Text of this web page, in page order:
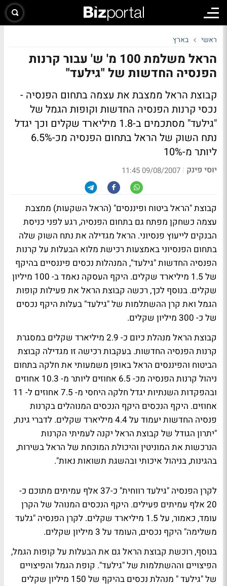
ראשי בארץ
הראל משלמת 100 מ' ש' עבור קרנות
הפנסיה החדשות של "גילעד"
קבוצת הראל ממצבת את עצמה בתחום הפנסיה -
נכסי קרנות הפנסיה החדשות וקופות הגמל של
"גילעד" מסתכמים ב-1.8 מיליארד שקלים וכך יגדל
נתח השוק של הראל בתחום הפנסיה מכ-6.5%
ליותר מ-10%
יוסי פינק |
09/08/2007 11:45
קבוצת "הראל ביטוח ופיננסים" (הראל השקעות) ממצבת
עצמה כשחקן מפתח גם בתחום הפנסיה, רגע לפני כניסת
הבנקים לייעוץ פנסיוני. הראל מגדילה את נתח השוק שלה
בתחום הפנסיוני באמצעות רכישת מלוא הבעלות על קרנות
הפנסיה החדשות "גילעד", המנהלות נכסים פיננסיים בהיקף
של 1.5 מיליארד שקלים. היקף העסקה נאמד ב- 100 מיליון
שקלים. בנוסף לכך, רכשה קבוצת הראל את פעילות קופות
הגמל ואת קרן ההשתלמות של "גילעד" בעלות היקף נכסים
של כ- 300 מיליון שקלים.
קבוצת הראל מנהלת כיום כ- 2.9 מיליארד שקלים במסגרת
קרנות הפנסיה החדשות. בעקבות רכישה זו מגדילה קבוצת
הביטוח והפיננסים הראל באופן משמעותי את חלקה בתחום
ניהול קרנות הפנסיה מכ- 6.5 אחוזים ליותר מ- 10.3 אחוזים
ובהפקדות השנתיות יגדל חלקה היחסי מ- 7.5 אחוזים ל- 11
אחוזים. היקף הנכסים היקף הנכסים המנוהלים בקרנות
פנסיה החדשות יעמוד על 4.4 מיליארד שקלים. לדברי גינת,
"יתרון הגודל של קבוצת הראל יקנה לעמיתי הקרנות
הנרכשות את המוניטין והיכולת המוכחת של הראל בשירות,
בהגינות, בניהול איכותי ובהשגת תשואות נאות".
לקרן הפנסיה "גילעד רווחית" כ-37 אלף עמיתים מתוכם כ-
20 אלף עמיתים פעילים. היקף הנכסים המנוהל של הקרן
עומד, כאמור, על 1.5 מיליארד שקלים. לקרן הפנסיה "גלעד
משלימה" היקף נכסים, העומד על 3 מיליון שקלים.
בנוסף, רוכשת קבוצת הראל גם את הבעלות על קופות הגמל,
הפיצויים וההשתלמות של "גילעד". קופת הגמל והפיצויים
של "גילעד " מנהלת נכסים בהיקף של 150 מיליון שקלים